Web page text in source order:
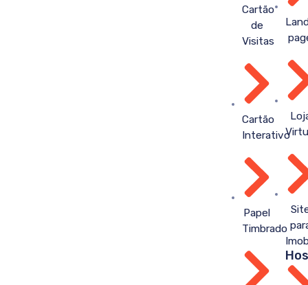
Cartão
de
Visitas
Cartão
Interativo
Papel
Timbrado